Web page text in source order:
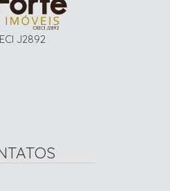
J2892